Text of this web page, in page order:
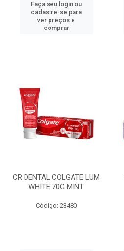
Faça seu login ou
cadastre-se para
ver preços e
comprar
CR DENTAL COLGATE LUM
WHITE 70G MINT
Código: 23480